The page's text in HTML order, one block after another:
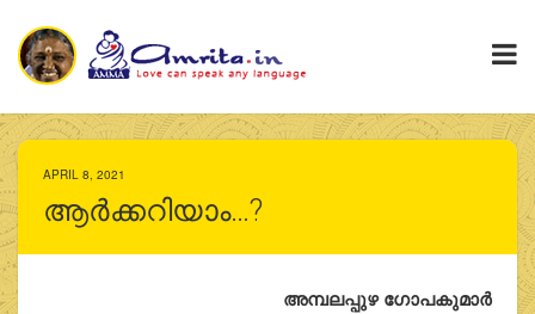
APRIL 8, 2021
ആര്‍ക്കറിയാം…?
അമ്പലപ്പുഴ ഗോപകുമാര്‍